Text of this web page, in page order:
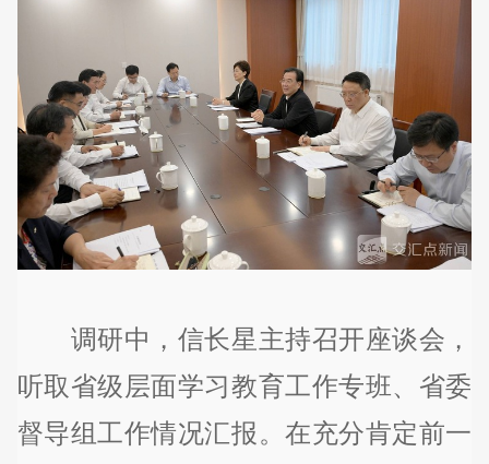
调研中，信长星主持召开座谈会，
听取省级层面学习教育工作专班、省委
督导组工作情况汇报。在充分肯定前一